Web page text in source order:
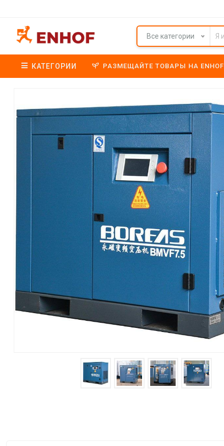
Все категории
КАТЕГОРИИ РАЗМЕЩАЙТЕ ТОВАРЫ НА ENHOF